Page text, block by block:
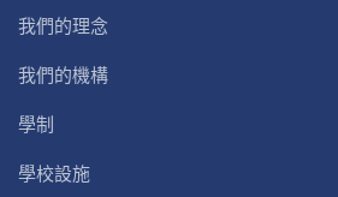
我們的理念
我們的機構
學制
學校設施